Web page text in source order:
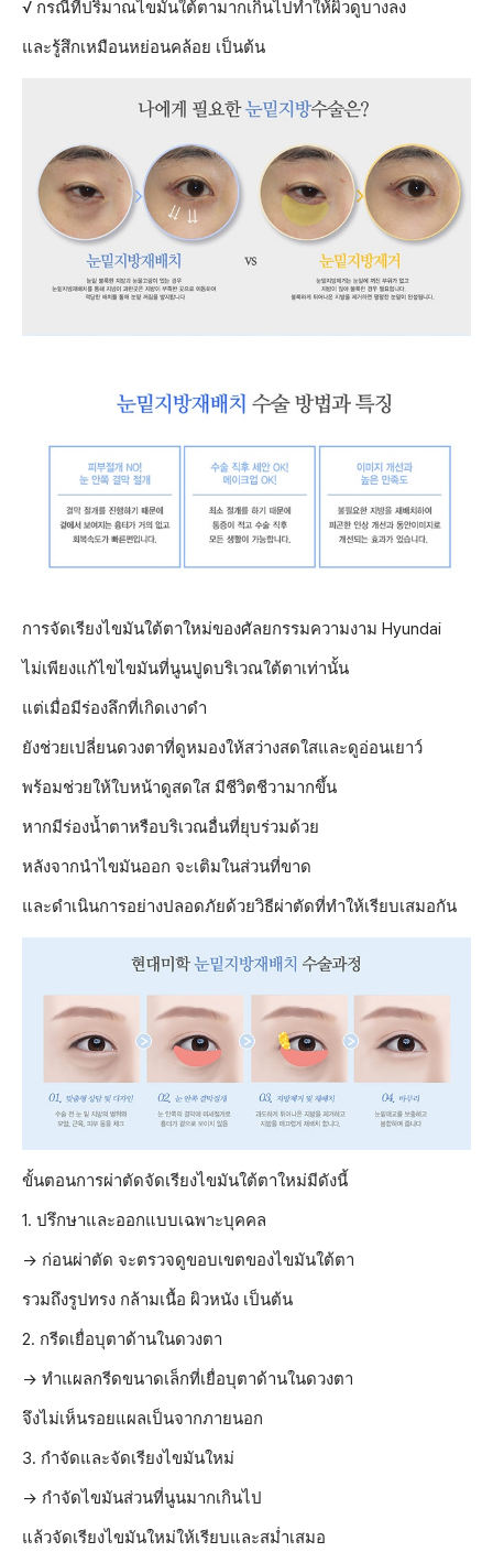
√ กรณีที่ปริมาณไขมันใต้ตามากเกินไปทำให้ผิวดูบางลง
และรู้สึกเหมือนหย่อนคล้อย เป็นต้น
การจัดเรียงไขมันใต้ตาใหม่ของศัลยกรรมความงาม Hyundai
ไม่เพียงแก้ไขไขมันที่นูนปูดบริเวณใต้ตาเท่านั้น
แต่เมื่อมีร่องลึกที่เกิดเงาดำ
ยังช่วยเปลี่ยนดวงตาที่ดูหมองให้สว่างสดใสและดูอ่อนเยาว์
พร้อมช่วยให้ใบหน้าดูสดใส มีชีวิตชีวามากขึ้น
หากมีร่องน้ำตาหรือบริเวณอื่นที่ยุบร่วมด้วย
หลังจากนำไขมันออก จะเติมในส่วนที่ขาด
และดำเนินการอย่างปลอดภัยด้วยวิธีผ่าตัดที่ทำให้เรียบเสมอกัน
ขั้นตอนการผ่าตัดจัดเรียงไขมันใต้ตาใหม่มีดังนี้
1. ปรึกษาและออกแบบเฉพาะบุคคล
→ ก่อนผ่าตัด จะตรวจดูขอบเขตของไขมันใต้ตา
รวมถึงรูปทรง กล้ามเนื้อ ผิวหนัง เป็นต้น
2. กรีดเยื่อบุตาด้านในดวงตา
→ ทำแผลกรีดขนาดเล็กที่เยื่อบุตาด้านในดวงตา
จึงไม่เห็นรอยแผลเป็นจากภายนอก
3. กำจัดและจัดเรียงไขมันใหม่
→ กำจัดไขมันส่วนที่นูนมากเกินไป
แล้วจัดเรียงไขมันใหม่ให้เรียบและสม่ำเสมอ